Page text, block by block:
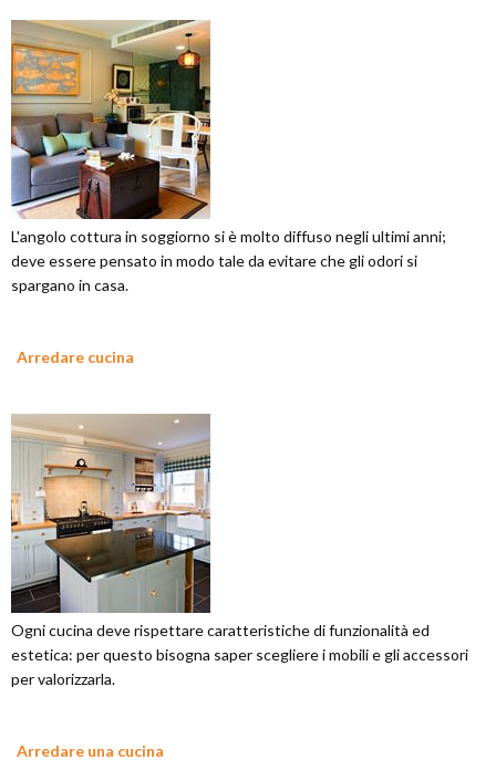
L'angolo cottura in soggiorno si è molto diffuso negli ultimi anni;
deve essere pensato in modo tale da evitare che gli odori si
spargano in casa.
Arredare cucina
Ogni cucina deve rispettare caratteristiche di funzionalità ed
estetica: per questo bisogna saper scegliere i mobili e gli accessori
per valorizzarla.
Arredare una cucina